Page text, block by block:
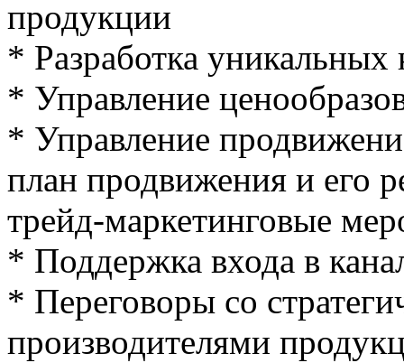
продукции
* Разработка
* Управление
* Управление
план продвижения и его
трейд-маркетинговые
* Поддержка входа в
* Переговоры со
производителями